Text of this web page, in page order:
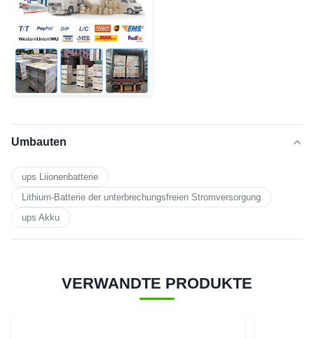
Umbauten
ups Liionenbatterie
Lithium-Batterie der unterbrechungsfreien Stromversorgung
ups Akku
VERWANDTE PRODUKTE